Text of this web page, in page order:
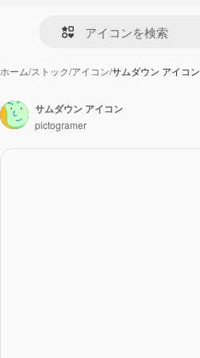
ホーム/ストック/アイコン/サムダウン アイコン
サムダウン アイコン
pictogramer